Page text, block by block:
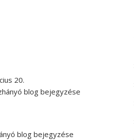
20.
blog bejegyzése
blog bejegyzése